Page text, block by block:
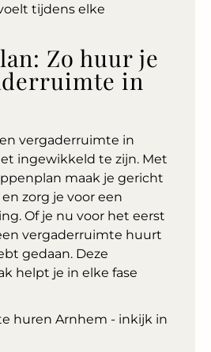
tijdens elke
Zo huur je
in
vergaderruimte in
ingewikkeld te zijn. Met
maak je gericht
zorg je voor een
Of je nu voor het eerst
vergaderruimte huurt
gedaan. Deze
helpt je in elke fase